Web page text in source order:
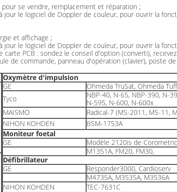
se vendre, remplacement et réparation ;
le logiciel de Doppler de couleur, pour ouvrir la
et affichage ;
le logiciel de Doppler de couleur, pour ouvrir la
PCB : sondez le conseil d'option (converti),
de commande, panneau d'opération (clavier), poste
Oxymètre d'impulsion
GE
Ohmeda TruSat, Ohmeda
Tyco
NBP-40, N-65, NBP-390, N-
N-595, N-600, N-600x
MAISMO
Radical-7 (MS-2011, MS-11,
NIHON KOHDEN
BSM-1753A
Moniteur foetal
GE
Modèle 2120is de
M1351A, FM20, FM30,
Défibrillateur
GE
Responder3000, Cardioserv
M4735A, M3535A, M3536A
NIHON KOHDEN
TEC-7631C